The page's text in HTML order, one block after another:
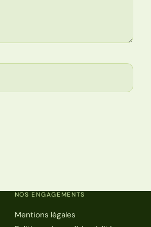
NOS ENGAGEMENTS
Mentions légales